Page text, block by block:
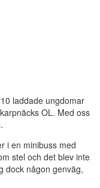
laddade ungdomar
OL. Med oss
i en minibuss med
stel och det blev inte
dock någon genväg,